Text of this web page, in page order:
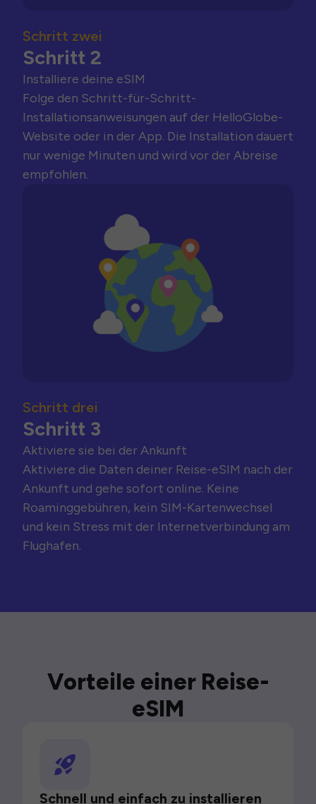
Schritt zwei
Schritt 2
Installiere deine eSIM
Folge den Schritt-für-Schritt-
Installationsanweisungen auf der HelloGlobe-
Website oder in der App. Die Installation dauert
nur wenige Minuten und wird vor der Abreise
empfohlen.
Schritt drei
Schritt 3
Aktiviere sie bei der Ankunft
Aktiviere die Daten deiner Reise-eSIM nach der
Ankunft und gehe sofort online. Keine
Roaminggebühren, kein SIM-Kartenwechsel
und kein Stress mit der Internetverbindung am
Flughafen.
Vorteile einer Reise-
eSIM
Schnell und einfach zu installieren